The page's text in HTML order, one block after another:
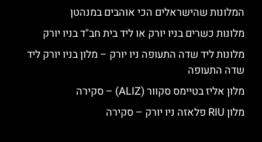
המלונות שהישראלים הכי אוהבים במנהטן
מלונות כשרים בניו יורק או ליד בית חב"ד בניו יורק
מלונות ליד שדה התעופה ניו יורק – מלון בניו יורק ליד
שדה התעופה
מלון אליז בטיימס סקוור (ALIZ) – סקירה
מלון RIU פלאזה ניו יורק – סקירה